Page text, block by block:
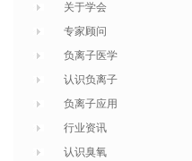
关于学会
专家顾问
负离子医学
认识负离子
负离子应用
行业资讯
认识臭氧